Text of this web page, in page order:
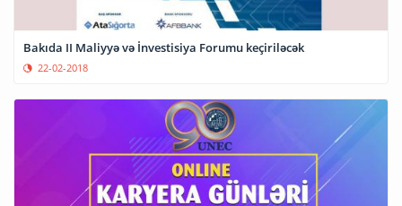
Bakıda II Maliyyə və İnvestisiya Forumu keçiriləcək
22-02-2018